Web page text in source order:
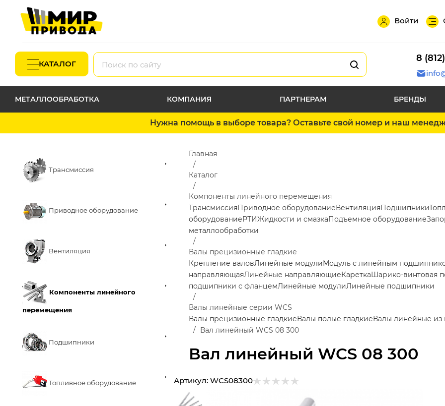
Войти
КАТАЛОГ
8
МЕТАЛЛООБРАБОТКА КОМПАНИЯ ПАРТНЕРАМ БРЕНДЫ
Нужна помощь в выборе товара? Оставьте свой номер и наш
Трансмиссия
Приводное оборудование
Вентиляция
Компоненты линейного
перемещения
Подшипники
Топливное оборудование
Вал линейный WCS 08 300
Главная
Каталог
Компоненты линейного перемещения
ТрансмиссияПриводное оборудованиеВентиляцияПодшипники
оборудованиеРТИЖидкости и смазкаПодъемное оборудование
металлообработки
Валы прецизионные гладкие
Крепление валовЛинейные модулиМодуль с линейным
направляющаяЛинейные направляющиеКареткаШарико-винтовая
подшипники с фланцемЛинейные модулиЛинейные подшипники
Валы линейные серии WCS
Валы прецизионные гладкиеВалы полые гладкиеВалы линейные
Вал линейный WCS 08 300
Артикул: WCS08300